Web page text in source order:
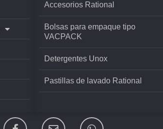
Accesorios Rational
Bolsas para empaque tipo
VACPACK
Detergentes Unox
Pastillas de lavado Rational